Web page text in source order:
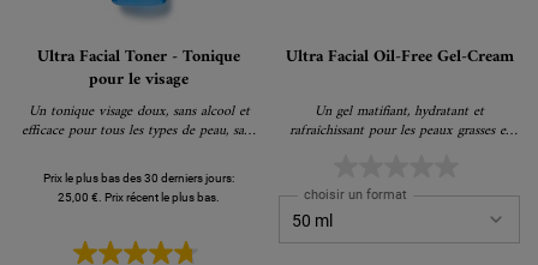
Ultra Facial Toner - Tonique
pour le visage
Un tonique visage doux, sans alcool et
efficace pour tous les types de peau, sans
Prix le plus bas des 30 derniers jours:
25,00 €. Prix récent le plus bas.
Ultra Facial Oil-Free Gel-Cream
Un gel matifiant, hydratant et
rafraîchissant pour les peaux grasses et
choisir un format